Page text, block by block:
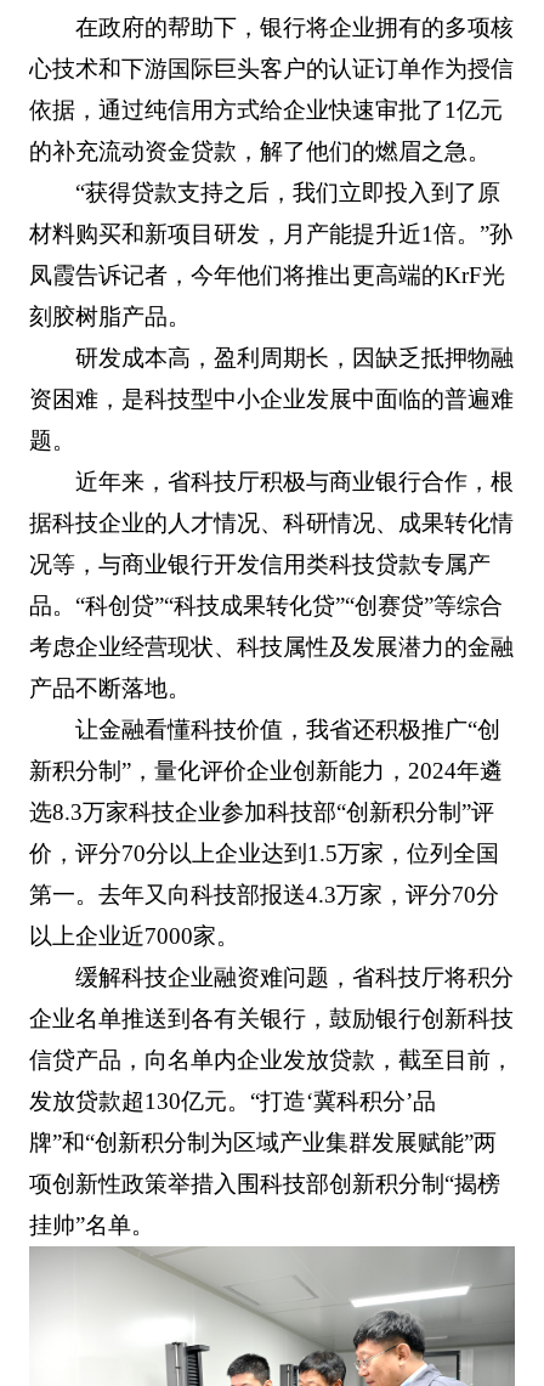
在政府的帮助下，银行将企业拥有的多项核
心技术和下游国际巨头客户的认证订单作为授信
依据，通过纯信用方式给企业快速审批了1亿元
的补充流动资金贷款，解了他们的燃眉之急。
“获得贷款支持之后，我们立即投入到了原
材料购买和新项目研发，月产能提升近1倍。”孙
凤霞告诉记者，今年他们将推出更高端的KrF光
刻胶树脂产品。
研发成本高，盈利周期长，因缺乏抵押物融
资困难，是科技型中小企业发展中面临的普遍难
题。
近年来，省科技厅积极与商业银行合作，根
据科技企业的人才情况、科研情况、成果转化情
况等，与商业银行开发信用类科技贷款专属产
品。“科创贷”“科技成果转化贷”“创赛贷”等综合
考虑企业经营现状、科技属性及发展潜力的金融
产品不断落地。
让金融看懂科技价值，我省还积极推广“创
新积分制”，量化评价企业创新能力，2024年遴
选8.3万家科技企业参加科技部“创新积分制”评
价，评分70分以上企业达到1.5万家，位列全国
第一。去年又向科技部报送4.3万家，评分70分
以上企业近7000家。
缓解科技企业融资难问题，省科技厅将积分
企业名单推送到各有关银行，鼓励银行创新科技
信贷产品，向名单内企业发放贷款，截至目前，
发放贷款超130亿元。“打造‘冀科积分’品
牌”和“创新积分制为区域产业集群发展赋能”两
项创新性政策举措入围科技部创新积分制“揭榜
挂帅”名单。